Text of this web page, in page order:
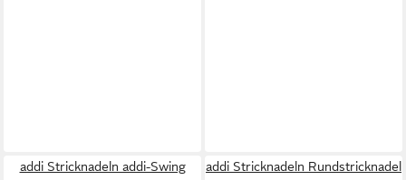
addi Stricknadeln addi-Swing
addi Stricknadeln Rundstricknadel